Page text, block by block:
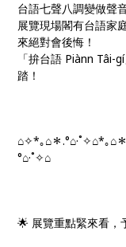
台語七聲八調變做聲
展覽現場閣有台語家
來絕對會後悔！
「拚台語 Piànn Tâi-
踏！
⌂✧*｡⌂＊.° ⌂·˚✧⌂*｡⌂
° ⌂·˚✧⌂
🌟 展覽重點緊來看，